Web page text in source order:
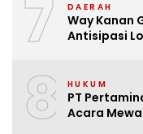
7 DAERAH
Way Kanan
Antisipasi
8 HUKUM
PT
Acara